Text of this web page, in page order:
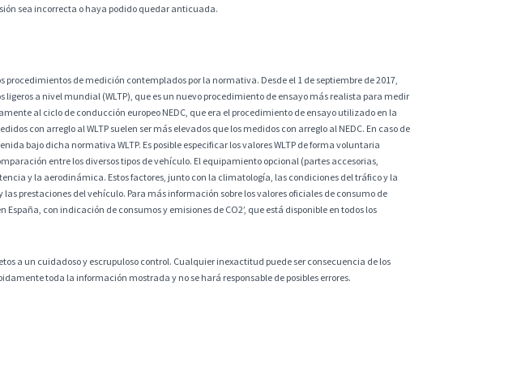
sea incorrecta o haya podido quedar anticuada.
de medición contemplados por la normativa. Desde el 1 de septiembre de 2017,
a nivel mundial (WLTP), que es un nuevo procedimiento de ensayo más realista para medir
al ciclo de conducción europeo NEDC, que era el procedimiento de ensayo utilizado en la
con arreglo al WLTP suelen ser más elevados que los medidos con arreglo al NEDC. En caso de
bajo dicha normativa WLTP. Es posible especificar los valores WLTP de forma voluntaria
entre los diversos tipos de vehículo. El equipamiento opcional (partes accesorias,
y la aerodinámica. Estos factores, junto con la climatología, las condiciones del tráfico y la
prestaciones del vehículo. Para más información sobre los valores oficiales de consumo de
con indicación de consumos y emisiones de CO2’, que está disponible en todos los
a un cuidadoso y escrupuloso control. Cualquier inexactitud puede ser consecuencia de los
toda la información mostrada y no se hará responsable de posibles errores.